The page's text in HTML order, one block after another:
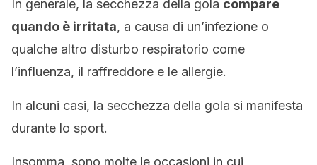
In generale, la secchezza della gola compare
quando è irritata, a causa di un’infezione o
qualche altro disturbo respiratorio come
l’influenza, il raffreddore e le allergie.
In alcuni casi, la secchezza della gola si manifesta
durante lo sport.
Insomma, sono molte le occasioni in cui